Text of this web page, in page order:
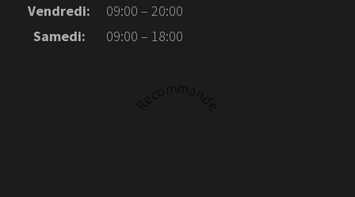
Vendredi:
09:00 – 20:00
Samedi:
09:00 – 18:00
Recommandé